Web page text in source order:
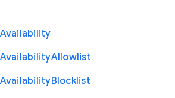
Availability
AvailabilityAllowlist
AvailabilityBlocklist